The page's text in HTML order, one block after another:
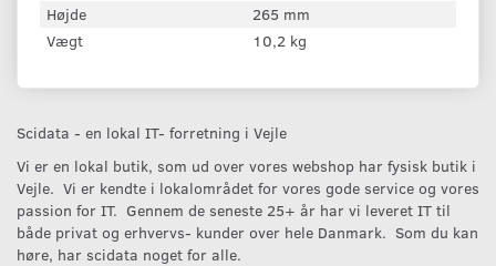
Højde
265 mm
Vægt
10,2 kg
Scidata - en lokal IT- forretning i Vejle
Vi er en lokal butik, som ud over vores webshop har fysisk butik i
Vejle. Vi er kendte i lokalområdet for vores gode service og vores
passion for IT. Gennem de seneste 25+ år har vi leveret IT til
både privat og erhvervs- kunder over hele Danmark. Som du kan
høre, har scidata noget for alle.